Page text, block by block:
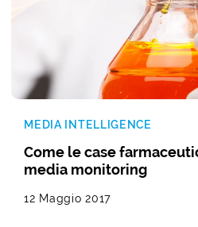
MEDIA INTELLIGENCE
Come le case
media monitoring
12 Maggio 2017